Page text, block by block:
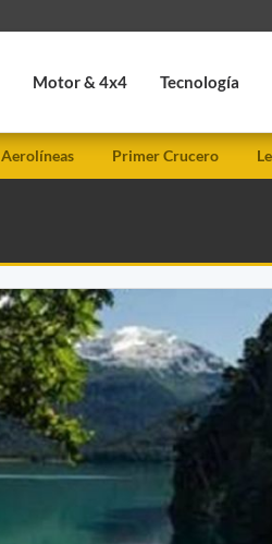
Motor & 4x4 Tecnología
Aerolíneas Primer Crucero